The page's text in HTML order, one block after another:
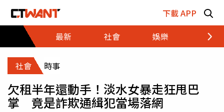
下載 APP
最新
社會 娛樂 財經
社會 時事
欠租半年還動手！淡水女暴走狂甩巴
掌 竟是詐欺通緝犯當場落網